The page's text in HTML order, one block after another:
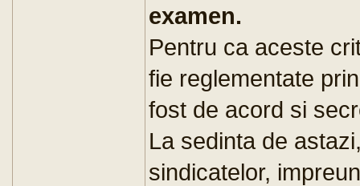
examen.
Pentru ca aceste
fie reglementate
fost de acord si
La sedinta de
sindicatelor,